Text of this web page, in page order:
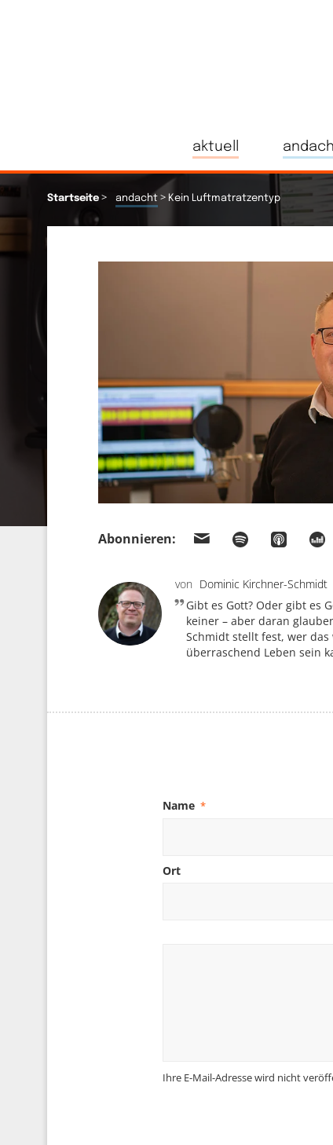
aktuell
Startseite > andacht > Kein Luftmatratzentyp
Abonnieren:
von Dominic Kirchner-Schmidt
Gibt es Gott? Oder gibt es
keiner – aber daran
Schmidt stellt fest, wer
überraschend Leben sein
Name *
Ort
Ihre E-Mail-Adresse wird nicht